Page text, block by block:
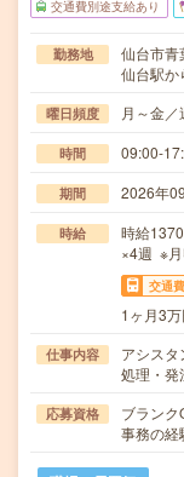
交通費別途支給あり
勤務地
仙台市青
仙台駅か
曜日頻度 月～金／
時間 09:00-
期間 2026年
時給
時給
×4週 ※月
交通費
1ヶ月3
仕事内容
アシス
処理・
応募資格
ブランク
事務の経